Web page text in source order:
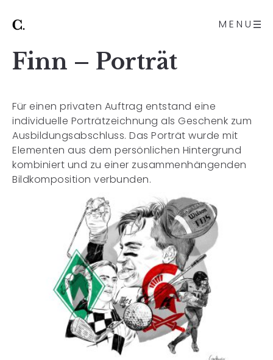
MENU
Finn – Porträt
Für einen privaten Auftrag entstand eine
individuelle Porträtzeichnung als Geschenk zum
Ausbildungsabschluss. Das Porträt wurde mit
Elementen aus dem persönlichen Hintergrund
kombiniert und zu einer zusammenhängenden
Bildkomposition verbunden.